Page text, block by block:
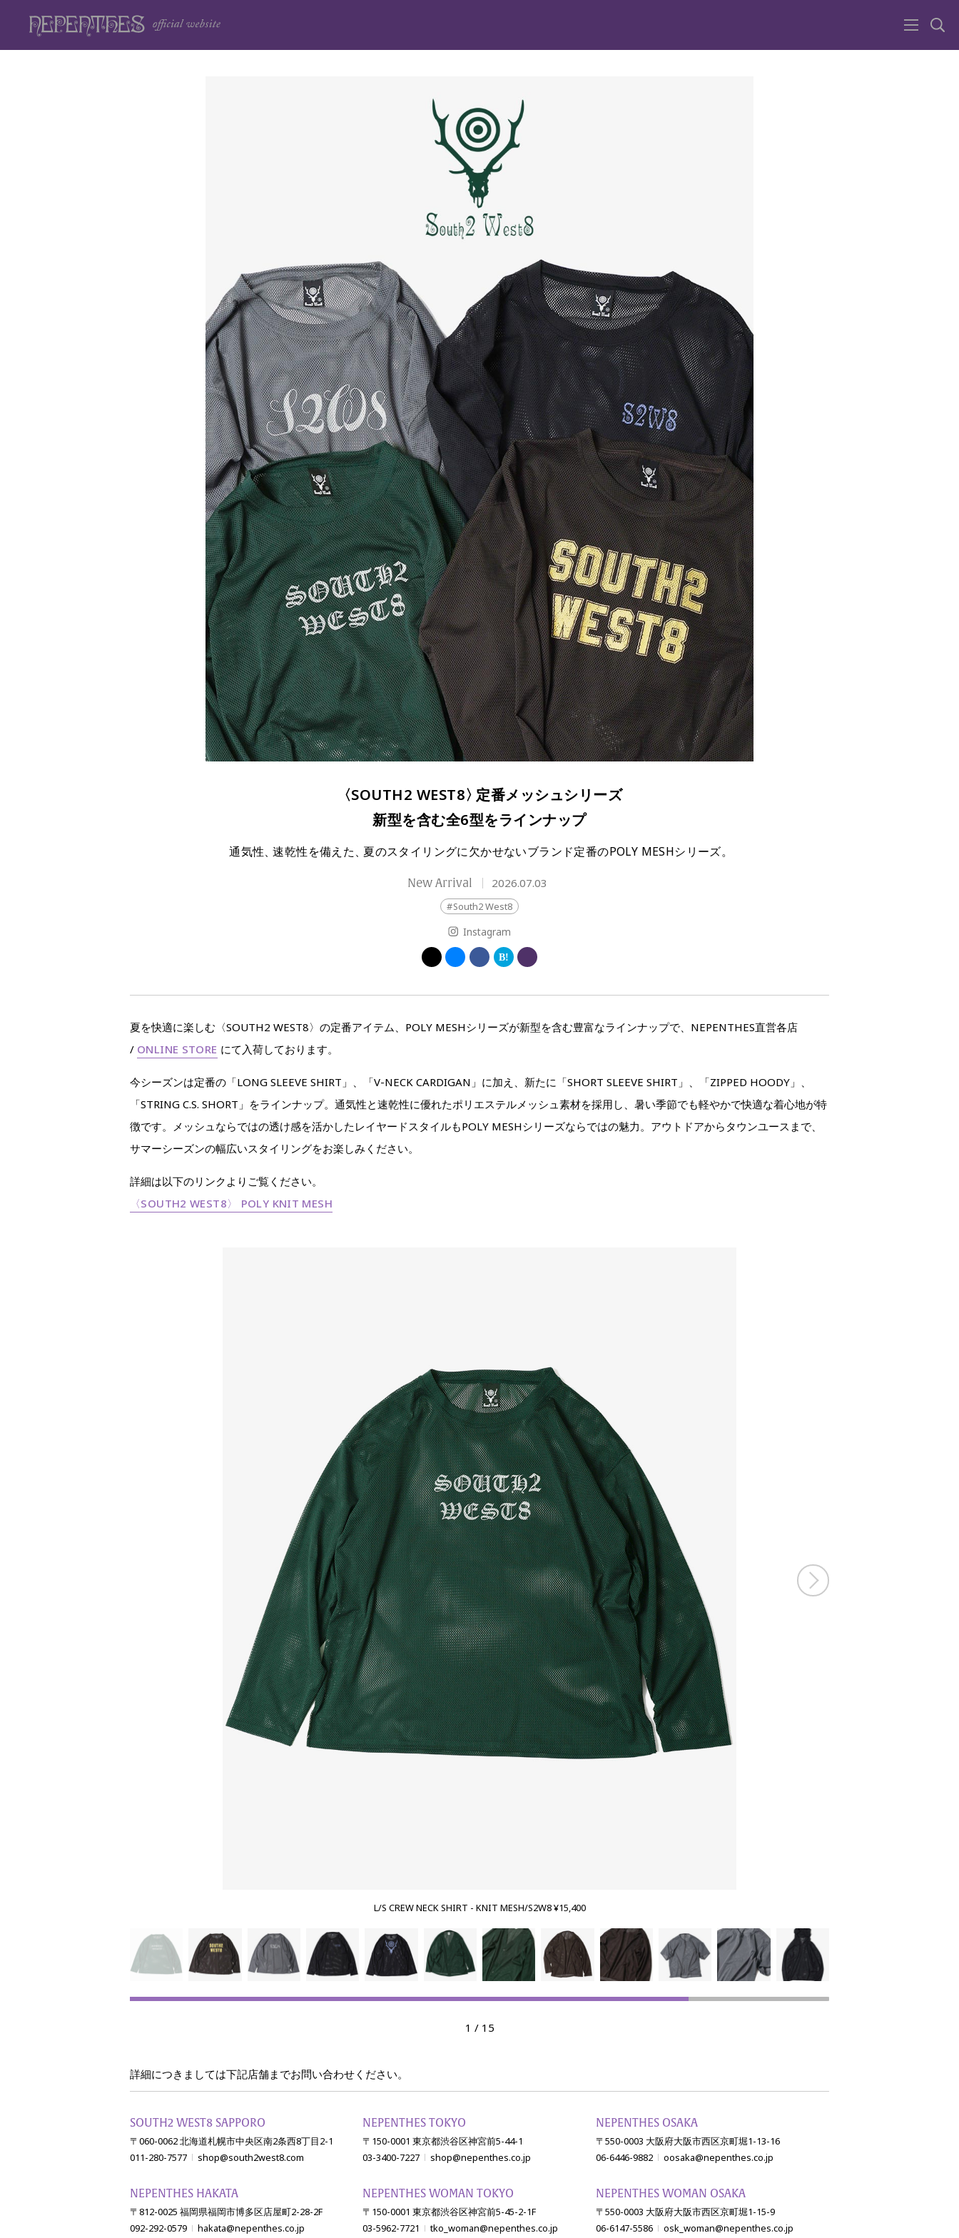
〈SOUTH2 WEST8〉定番メッシュシリーズ
新型を含む全6型をラインナップ
通気性、速乾性を備えた、夏のスタイリングに欠かせないブランド定番のPOLY MESHシリーズ。
New Arrival 2026.07.03
South2 West8
Instagram
夏を快適に楽しむ〈SOUTH2 WEST8〉の定番アイテム、POLY MESHシリーズが新型を含む豊富なラインナップで、NEPENTHES直営各店
/ ONLINE STORE にて入荷しております。
今シーズンは定番の「LONG SLEEVE SHIRT」、「V-NECK CARDIGAN」に加え、新たに「SHORT SLEEVE SHIRT」、「ZIPPED HOODY」、
「STRING C.S. SHORT」をラインナップ。通気性と速乾性に優れたポリエステルメッシュ素材を採用し、暑い季節でも軽やかで快適な着心地が特
徴です。メッシュならではの透け感を活かしたレイヤードスタイルもPOLY MESHシリーズならではの魅力。アウトドアからタウンユースまで、
サマーシーズンの幅広いスタイリングをお楽しみください。
詳細は以下のリンクよりご覧ください。
〈SOUTH2 WEST8〉 POLY KNIT MESH
L/S CREW NECK SHIRT - KNIT MESH/S2W8 ¥15,400
1 / 15
詳細につきましては下記店舗までお問い合わせください。
NEPENTHES TOKYO
〒150-0001 東京都渋谷区神宮前5-44-1
03-3400-7227
shop@nepenthes.co.jp
NEPENTHES OSAKA
〒550-0003 大阪府大阪市西区京町堀1-13-16
06-6446-9882
oosaka@nepenthes.co.jp
NEPENTHES HAKATA
〒812-0025 福岡県福岡市博多区店屋町2-28-2F
092-292-0579
hakata@nepenthes.co.jp
NEPENTHES WOMAN TOKYO
〒150-0001 東京都渋谷区神宮前5-45-2-1F
03-5962-7721
tko_woman@nepenthes.co.jp
NEPENTHES WOMAN OSAKA
〒550-0003 大阪府大阪市西区京町堀1-15-9
06-6147-5586
osk_woman@nepenthes.co.jp
SOUTH2 WEST8 SAPPORO
〒060-0062 北海道札幌市中央区南2条西8丁目2-1
011-280-7577
shop@south2west8.com